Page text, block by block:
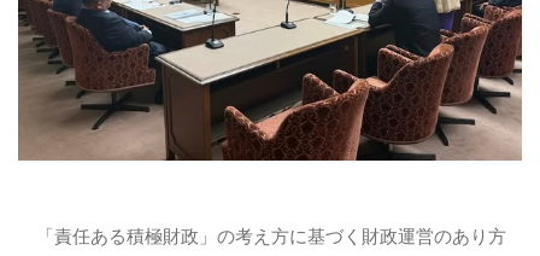
「責任ある積極財政」の考え方に基づく財政運営のあり方